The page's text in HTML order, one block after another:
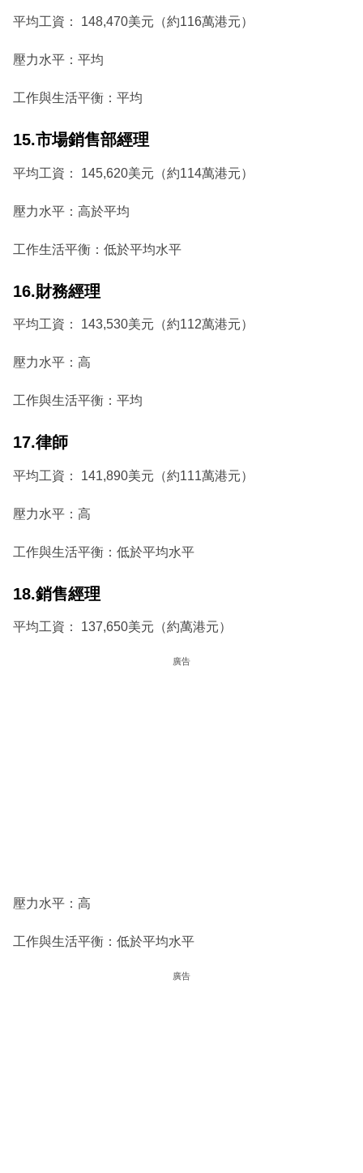
平均工資： 148,470美元（約116萬港元）
壓力水平：平均
工作與生活平衡：平均
15.市場銷售部經理
平均工資： 145,620美元（約114萬港元）
壓力水平：高於平均
工作生活平衡：低於平均水平
16.財務經理
平均工資： 143,530美元（約112萬港元）
壓力水平：高
工作與生活平衡：平均
17.律師
平均工資： 141,890美元（約111萬港元）
壓力水平：高
工作與生活平衡：低於平均水平
18.銷售經理
平均工資： 137,650美元（約萬港元）
廣告
壓力水平：高
工作與生活平衡：低於平均水平
廣告